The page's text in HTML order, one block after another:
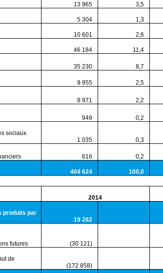
13 965 3,5
5 304 1,3
10 601 2,6
46 184 11,4
35 230 8,7
9 955 2,5
8 971 2,2
949 0,2
sociaux
1 035 0,3
616 0,2
404 624 100,0
2014
produits par
19 282
futures
(30 121)
de
(172 858)